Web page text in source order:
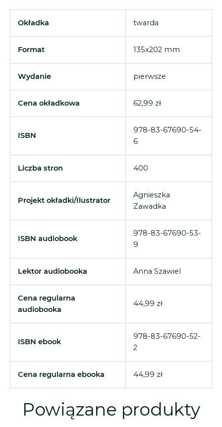
Okładka twarda
Format 135x202 mm
Wydanie pierwsze
Cena okładkowa 62,99 zł
ISBN
978-83-67690-54-
6
Liczba stron 400
Projekt okładki/Ilustrator
Agnieszka
Zawadka
ISBN audiobook
978-83-67690-53-
9
Lektor audiobooka Anna Szawiel
Cena regularna
audiobooka
44,99 zł
ISBN ebook
978-83-67690-52-
2
Cena regularna ebooka 44,99 zł
Powiązane produkty